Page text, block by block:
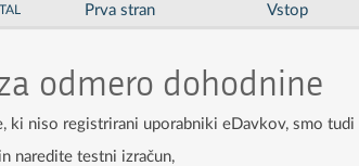
Prva stran Vstop
odmero dohodnine
ki niso registrirani uporabniki eDavkov, smo
naredite testni izračun,